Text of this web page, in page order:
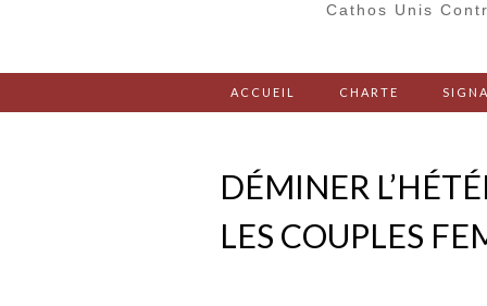
Cathos Unis
ACCUEIL CHARTE
DÉMINER
LES COUPLES